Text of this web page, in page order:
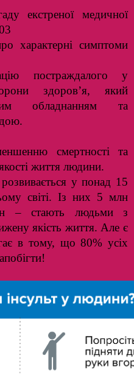
екстреної медичної
характерні симптоми
постраждалого у
здоров’я, який
обладнанням та
смертності та
життя людини.
у понад 15
світі. Із них 5 млн
– стають людьми з
якість життя. Але є
в тому, що 80% усіх